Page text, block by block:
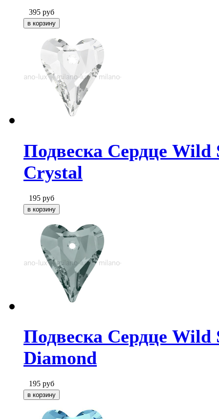
395 руб
Подвеска Сердце Wild
Crystal
195 руб
Подвеска Сердце Wild
Diamond
195 руб